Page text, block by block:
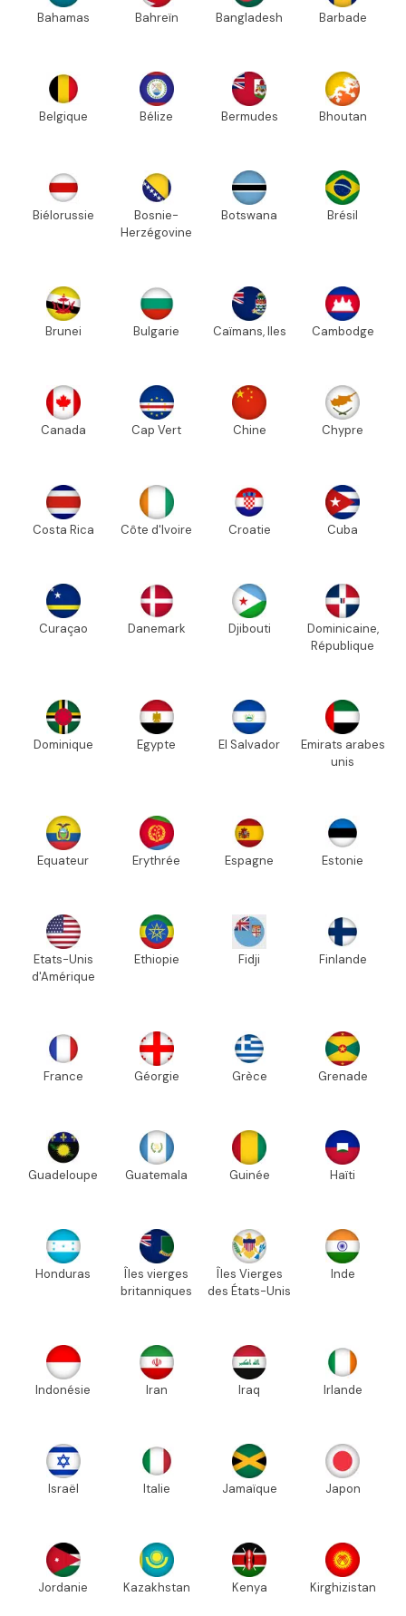
Bahamas Bahreïn Bangladesh Barbade
Belgique Bélize Bermudes Bhoutan
Biélorussie
Bosnie-
Herzégovine
Botswana Brésil
Brunei Bulgarie Caïmans, Iles Cambodge
Canada Cap Vert Chine Chypre
Costa Rica Côte d'Ivoire Croatie Cuba
Curaçao Danemark Djibouti
Dominicaine,
République
Dominique Egypte El Salvador
Emirats arabes
unis
Equateur Erythrée Espagne Estonie
Etats-Unis
d'Amérique
Ethiopie Fidji Finlande
France Géorgie Grèce Grenade
Guadeloupe Guatemala Guinée Haïti
Honduras
Îles vierges
britanniques
Îles Vierges
des États-Unis
Inde
Indonésie Iran Iraq Irlande
Israël Italie Jamaïque Japon
Jordanie Kazakhstan Kenya Kirghizistan